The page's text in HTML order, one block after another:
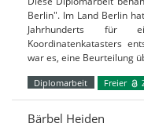
Berlin". Im Land Berlin
Jahrhunderts für
Koordinatenkatasters
war es, eine Beurteilung
Diplomarbeit Freier
Bärbel Heiden